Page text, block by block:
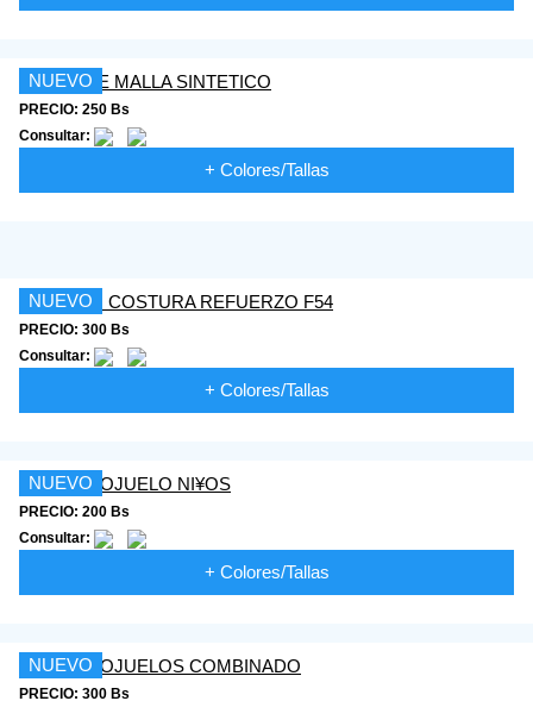
NUEVO
PRECIO: 250 Bs
Consultar:
+ Colores/Tallas
NUEVO
PRECIO: 300 Bs
Consultar:
+ Colores/Tallas
NUEVO
PRECIO: 200 Bs
Consultar:
+ Colores/Tallas
NUEVO
PRECIO: 300 Bs